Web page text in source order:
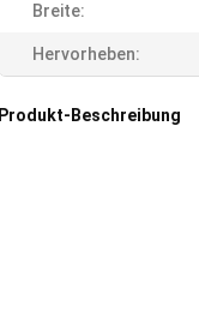
Breite:
Hervorheben:
Produkt-Beschreibung